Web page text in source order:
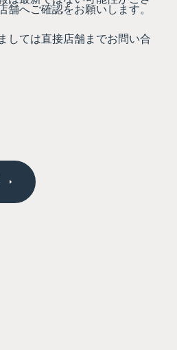
舗へご確認をお願いします。
しては直接店舗までお問い合